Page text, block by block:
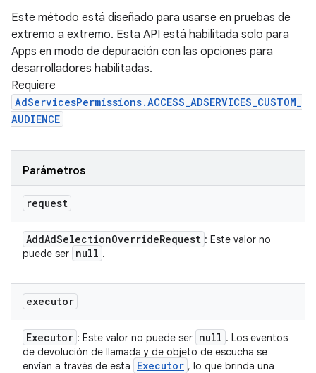
Este método está diseñado para usarse en pruebas de
extremo a extremo. Esta API está habilitada solo para
Apps en modo de depuración con las opciones para
desarrolladores habilitadas.
Requiere
AdServicesPermissions.ACCESS_ADSERVICES_CUSTOM_
AUDIENCE
Parámetros
request
AddAdSelectionOverrideRequest : Este valor no
puede ser null .
executor
Executor : Este valor no puede ser null . Los eventos
de devolución de llamada y de objeto de escucha se
envían a través de esta
Executor , lo que brinda una